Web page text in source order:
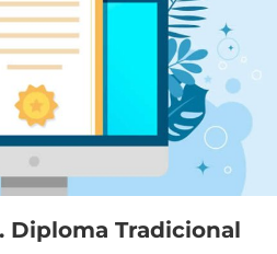
Diploma Tradicional